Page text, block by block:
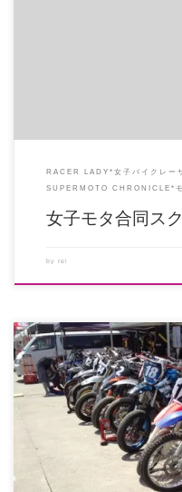
RACER LADY*女子バイクレー
SUPERMOTO CHRONICLE*
女子モタ合同ス
by rei
女子モタのみなさん、エントリ
ついては少しずつご案内いたし